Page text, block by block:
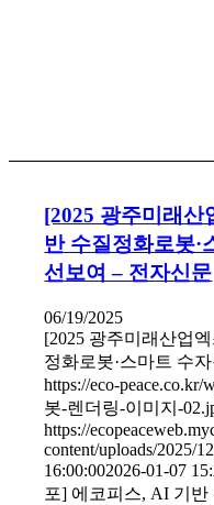
[2025 광주미래산
반 수질정화로봇·
선보여 – 전자신문
06/19/2025
[2025 광주미래산업
정화로봇·스마트 수
https://eco-peace.co.kr/
봇-렌더링-이미지-
https://
content/uploads/2025/
16:00:002026-01-07
포] 에코피스, AI 기반